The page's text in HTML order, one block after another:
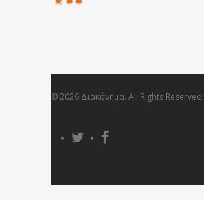
© 2026 Διακόνημα. All Rights Reserved.